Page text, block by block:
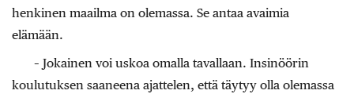
henkinen maailma on olemassa. Se antaa avaimia
elämään.
– Jokainen voi uskoa omalla tavallaan. Insinöörin
koulutuksen saaneena ajattelen, että täytyy olla olemassa